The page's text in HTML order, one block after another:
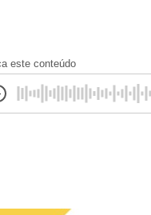
este conteúdo